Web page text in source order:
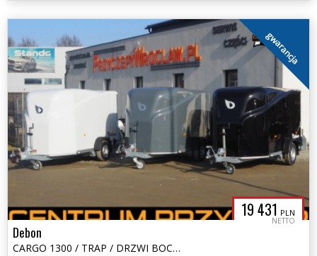
19 431 PLN
NETTO
gwarancja
Debon
CARGO 1300 / TRAP / DRZWI BOCZNE / FURGON / KONTENER / RAMPA